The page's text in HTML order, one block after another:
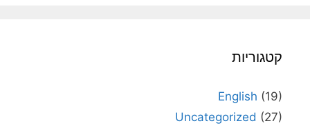
קטגוריות
English (19)
Uncategorized (27)